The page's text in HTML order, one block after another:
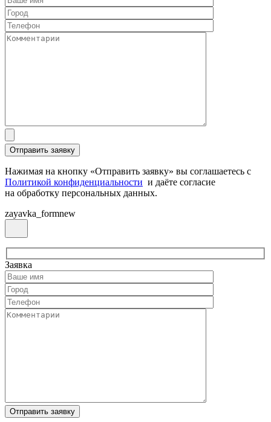
Нажимая на кнопку «Отправить заявку» вы соглашаетесь с
Политикой конфиденциальности и даёте согласие
на обработку персональных данных.
zayavka_formnew
Заявка